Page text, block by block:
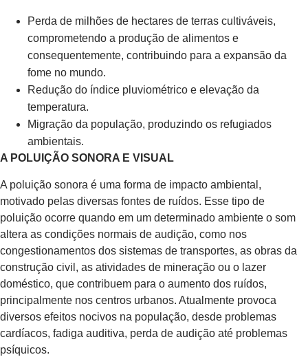
Perda de milhões de hectares de terras cultiváveis,
comprometendo a produção de alimentos e
consequentemente, contribuindo para a expansão da
fome no mundo.
Redução do índice pluviométrico e elevação da
temperatura.
Migração da população, produzindo os refugiados
ambientais.
A POLUIÇÃO SONORA E VISUAL
A poluição sonora é uma forma de impacto ambiental,
motivado pelas diversas fontes de ruídos. Esse tipo de
poluição ocorre quando em um determinado ambiente o som
altera as condições normais de audição, como nos
congestionamentos dos sistemas de transportes, as obras da
construção civil, as atividades de mineração ou o lazer
doméstico, que contribuem para o aumento dos ruídos,
principalmente nos centros urbanos. Atualmente provoca
diversos efeitos nocivos na população, desde problemas
cardíacos, fadiga auditiva, perda de audição até problemas
psíquicos.